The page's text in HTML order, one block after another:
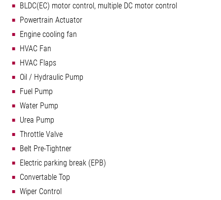
BLDC(EC) motor control, multiple DC motor control
Powertrain Actuator
Engine cooling fan
HVAC Fan
HVAC Flaps
Oil / Hydraulic Pump
Fuel Pump
Water Pump
Urea Pump
Throttle Valve
Belt Pre-Tightner
Electric parking break (EPB)
Convertable Top
Wiper Control